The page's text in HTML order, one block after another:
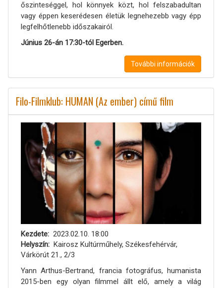
őszinteséggel, hol könnyek közt, hol felszabadultan
vagy éppen keserédesen életük legnehezebb vagy épp
legfelhőtlenebb időszakairól.
Június 26-án 17:30-tól Egerben.
További információk
Filo-Filmklub: HUMAN (Az ember) című film
Kezdete
2023.02.10. 18:00
Helyszín
Kairosz Kultúrműhely, Székesfehérvár,
Várkörút 21., 2/3
Yann Arthus-Bertrand, francia fotográfus, humanista
2015-ben egy olyan filmmel állt elő, amely a világ